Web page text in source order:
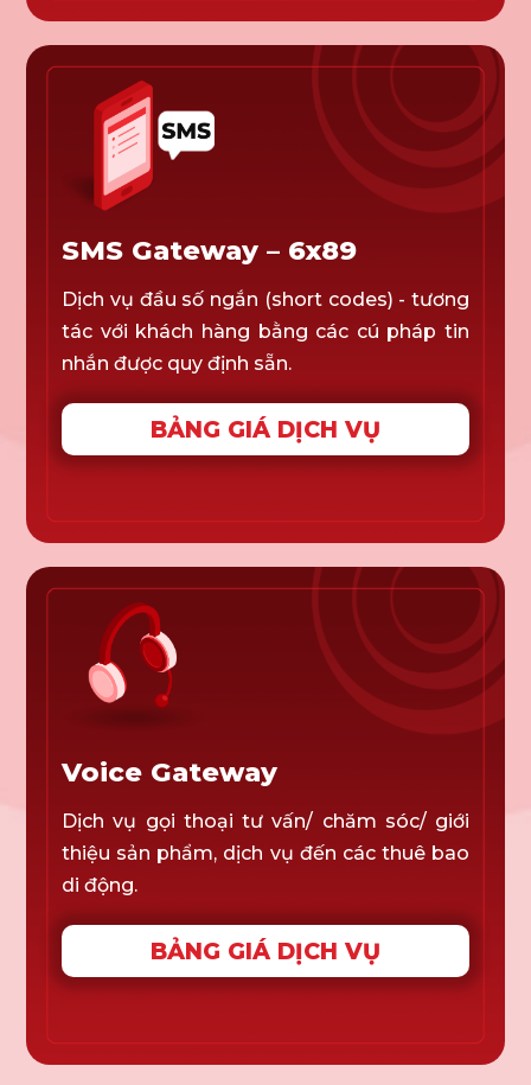
SMS Gateway – 6x89
Dịch vụ đầu số ngắn (short codes) - tương
tác với khách hàng bằng các cú pháp tin
nhắn được quy định sẵn.
BẢNG GIÁ DỊCH VỤ
Voice Gateway
Dịch vụ gọi thoại tư vấn/ chăm sóc/ giới
thiệu sản phẩm, dịch vụ đến các thuê bao
di động.
BẢNG GIÁ DỊCH VỤ